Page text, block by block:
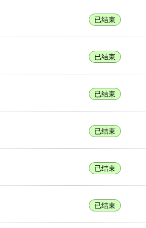
已结束
已结束
已结束
已结束
已结束
已结束